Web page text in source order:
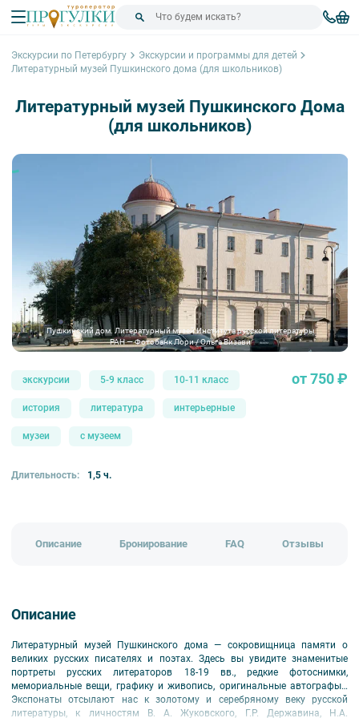
Экскурсии по Петербургу
Экскурсии и программы для детей
Литературный музей Пушкинского дома (для школьников)
Литературный музей Пушкинского Дома
(для школьников)
Пушкинский дом. Литературный музей Института русской литературы
РАН — Фотобанк Лори / Ольга Визави
экскурсии 5-9 класс 10-11 класс
история литература интерьерные
музеи с музеем
от 750 ₽
Длительность: 1,5 ч.
Описание Бронирование FAQ Отзывы
Описание
Литературный музей Пушкинского дома — сокровищница памяти о
великих русских писателях и поэтах. Здесь вы увидите знаменитые
портреты русских литераторов 18-19 вв., редкие фотоснимки,
мемориальные вещи, графику и живопись, оригинальные автографы…
Экспонаты отсылают нас к золотому и серебряному веку русской
литературы, к личностям В. А. Жуковского, Г.Р. Державина, Н.А.